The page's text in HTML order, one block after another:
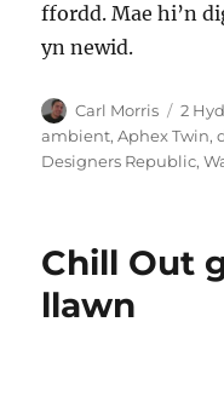
ffordd. Mae hi’n
yn newid.
Awdur
Carl Morris
ar
2
ambient,Aphex Twin,
Designers Republic,
Chill Out
llawn